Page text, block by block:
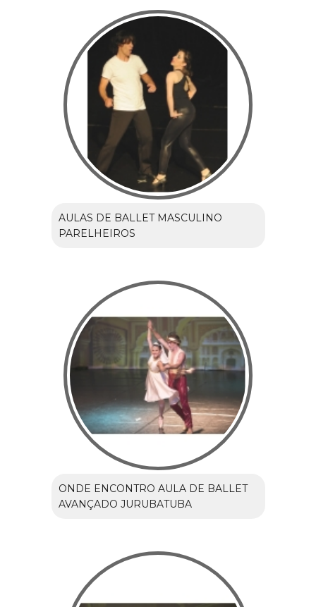
AULAS DE BALLET MASCULINO
PARELHEIROS
ONDE ENCONTRO AULA DE BALLET
AVANÇADO JURUBATUBA